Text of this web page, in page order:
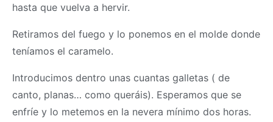
hasta que vuelva a hervir.
Retiramos del fuego y lo ponemos en el molde donde
teníamos el caramelo.
Introducimos dentro unas cuantas galletas ( de
canto, planas… como queráis). Esperamos que se
enfríe y lo metemos en la nevera mínimo dos horas.